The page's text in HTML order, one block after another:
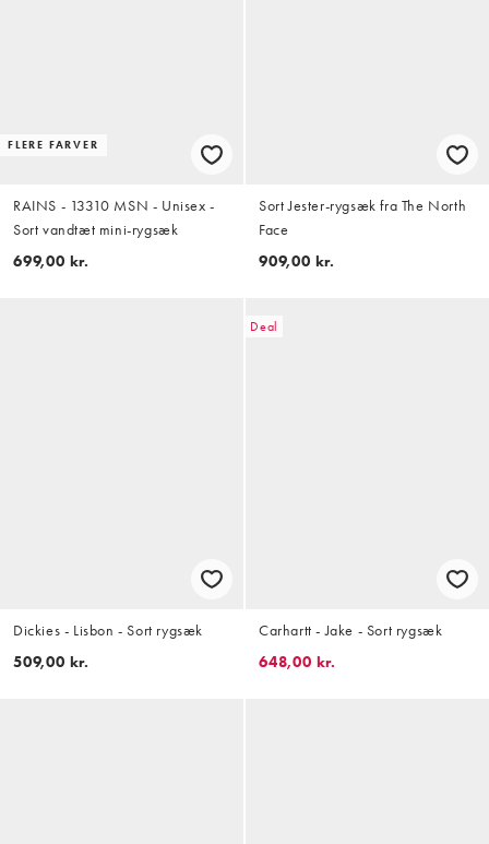
FLERE FARVER
RAINS - 13310 MSN - Unisex -
Sort vandtæt mini-rygsæk
699,00 kr.
Sort Jester-rygsæk fra The North
Face
909,00 kr.
Dickies - Lisbon - Sort rygsæk
509,00 kr.
Deal
Carhartt - Jake - Sort rygsæk
648,00 kr.